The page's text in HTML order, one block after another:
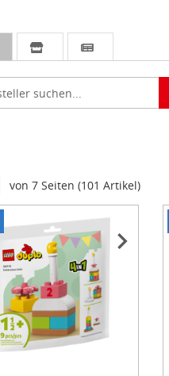
von 7 Seiten (101 Artikel)